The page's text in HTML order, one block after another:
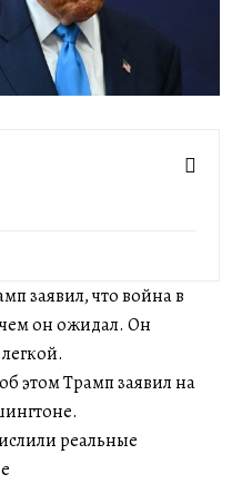
заявил, что война в
он ожидал. Он
этом Трамп заявил на
реальные